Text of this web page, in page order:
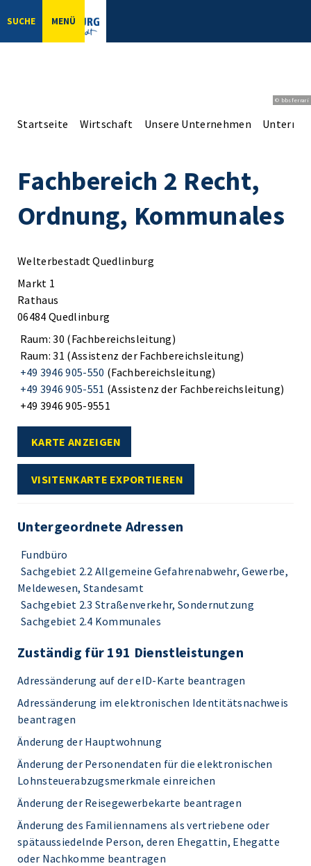
SUCHE MENÜ
© bbsferrari
Startseite Wirtschaft Unsere Unternehmen
Fachbereich 2 Recht,
Ordnung, Kommunales
Welterbestadt Quedlinburg
Markt 1
Rathaus
06484 Quedlinburg
Raum: 30 (Fachbereichsleitung)
Raum: 31 (Assistenz der Fachbereichsleitung)
+49 3946 905-550 (Fachbereichsleitung)
+49 3946 905-551 (Assistenz der Fachbereichsleitung)
+49 3946 905-9551
KARTE ANZEIGEN
VISITENKARTE EXPORTIEREN
Untergeordnete Adressen
Fundbüro
Sachgebiet 2.2 Allgemeine Gefahrenabwehr, Gewerbe,
Meldewesen, Standesamt
Sachgebiet 2.3 Straßenverkehr, Sondernutzung
Sachgebiet 2.4 Kommunales
Zuständig für 191 Dienstleistungen
Adressänderung auf der eID-Karte beantragen
Adressänderung im elektronischen Identitätsnachweis
beantragen
Änderung der Hauptwohnung
Änderung der Personendaten für die elektronischen
Lohnsteuerabzugsmerkmale einreichen
Änderung der Reisegewerbekarte beantragen
Änderung des Familiennamens als vertriebene oder
spätaussiedelnde Person, deren Ehegattin, Ehegatte
oder Nachkomme beantragen